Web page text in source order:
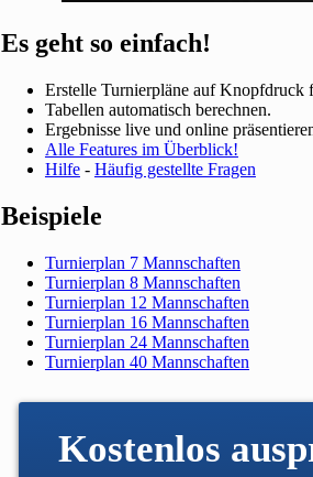
Es geht so einfach!
Erstelle Turnierpläne auf Knopfdruck
Tabellen automatisch berechnen.
Ergebnisse live und online
Alle Features im Überblick!
Hilfe- Häufig gestellte Fragen
Beispiele
Turnierplan 7 Mannschaften
Turnierplan 8 Mannschaften
Turnierplan 12 Mannschaften
Turnierplan 16 Mannschaften
Turnierplan 24 Mannschaften
Turnierplan 40 Mannschaften
Kostenlos